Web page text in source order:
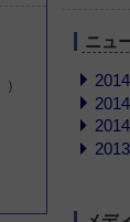
）
ニュ